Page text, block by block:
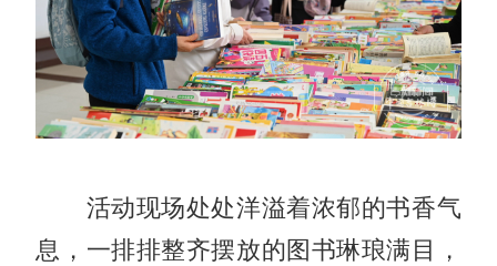
活动现场处处洋溢着浓郁的书香气
息，一排排整齐摆放的图书琳琅满目，